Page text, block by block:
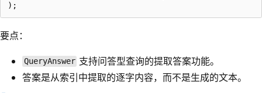
要点：
QueryAnswer 支持问答型查询的提取答案功能。
答案是从索引中提取的逐字内容，而不是生成的文本。